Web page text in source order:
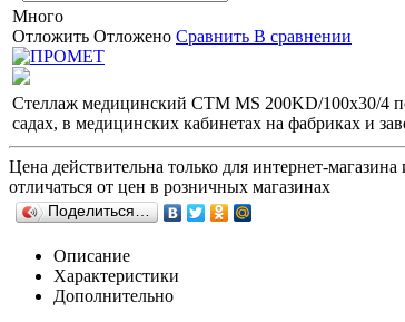
Много
Отложить Отложено Сравнить В сравнении
Стеллаж медицинский СТМ MS 200KD/100x30/4
садах, в медицинских кабинетах на фабриках и
Цена действительна только для интернет-
отличаться от цен в розничных магазинах
Поделиться…
Описание
Характеристики
Дополнительно